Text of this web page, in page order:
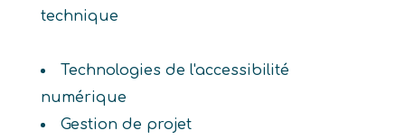
technique
Technologies de l'accessibilité
numérique
Gestion de projet